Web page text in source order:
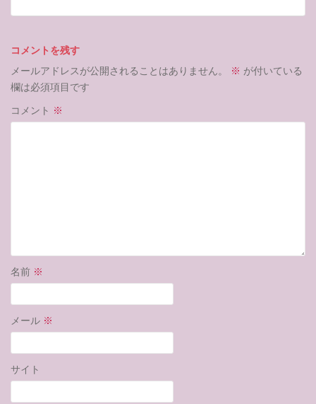
コメントを残す
メールアドレスが公開されることはありません。
※ が付いている
欄は必須項目です
コメント ※
名前 ※
メール ※
サイト